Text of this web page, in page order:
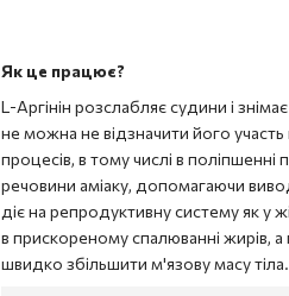
Як це працює?
L-Аргінін розслабляє судини і
не можна не відзначити його
процесів, в тому числі в поліпшенні
речовини аміаку, допомагаючи
діє на репродуктивну систему як у
в прискореному спалюванні жирів,
швидко збільшити м'язову масу тіла.